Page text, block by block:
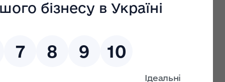
Ринковий
Державні
Антикорупційний
портал